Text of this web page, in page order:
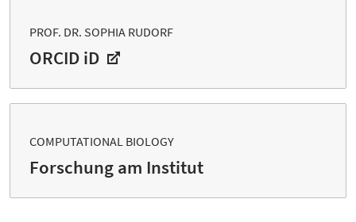
PROF. DR. SOPHIA RUDORF
ORCID iD
COMPUTATIONAL BIOLOGY
Forschung am Institut